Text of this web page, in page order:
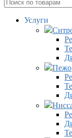
Услуги
Пежо